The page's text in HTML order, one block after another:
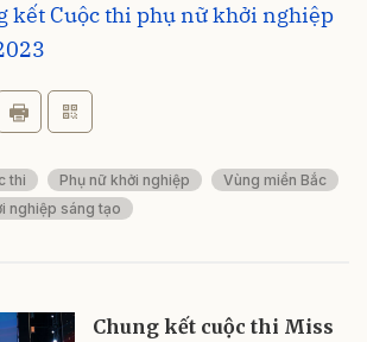
kết Cuộc thi phụ nữ khởi nghiệp
thi Phụ nữ khởi nghiệp
Vùng miền Bắc
nghiệp sáng tạo
Chung kết cuộc thi Miss